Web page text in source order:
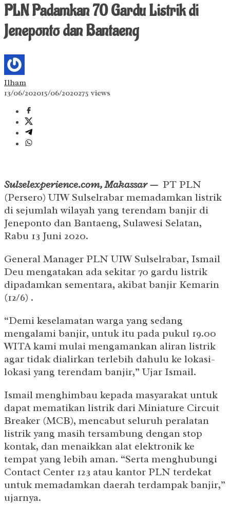
PLN Padamkan 70 Gardu Listrik di
Jeneponto dan Bantaeng
Ilham
13/06/202015/06/2020275 views
Sulselexperience.com, Makassar — PT PLN
(Persero) UIW Sulselrabar memadamkan listrik
di sejumlah wilayah yang terendam banjir di
Jeneponto dan Bantaeng, Sulawesi Selatan,
Rabu 13 Juni 2020.
General Manager PLN UIW Sulselrabar, Ismail
Deu mengatakan ada sekitar 70 gardu listrik
dipadamkan sementara, akibat banjir Kemarin
(12/6) .
“Demi keselamatan warga yang sedang
mengalami banjir, untuk itu pada pukul 19.00
WITA kami mulai mengamankan aliran listrik
agar tidak dialirkan terlebih dahulu ke lokasi-
lokasi yang terendam banjir,” Ujar Ismail.
Ismail menghimbau kepada masyarakat untuk
dapat mematikan listrik dari Miniature Circuit
Breaker (MCB), mencabut seluruh peralatan
listrik yang masih tersambung dengan stop
kontak, dan menaikkan alat elektronik ke
tempat yang lebih aman. “Serta menghubungi
Contact Center 123 atau kantor PLN terdekat
untuk memadamkan daerah terdampak banjir,”
ujarnya.